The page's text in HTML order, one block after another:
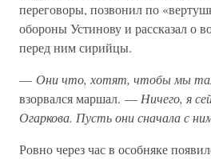
переговоры, позвонил по
обороны Устинову и рассказал о
перед ним сирийцы.
— Они что, хотят, чтобы мы
взорвался маршал. — Ничего, я
Огаркова. Пусть они сначала с
Ровно через час в особняке